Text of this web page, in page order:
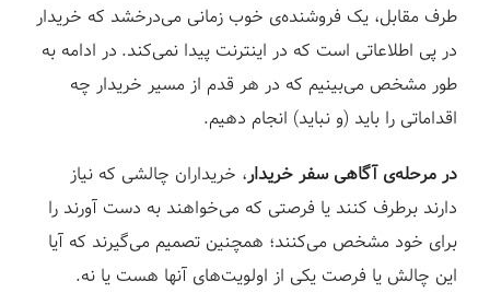
طرف مقابل، یک فروشنده‌ی خوب زمانی می‌درخشد که خریدار
در پی اطلاعاتی است که در اینترنت پیدا نمی‌کند. در ادامه به
طور مشخص می‌بینیم که در هر قدم از مسیر خریدار چه
اقداماتی را باید (و نباید) انجام دهیم.
در مرحله‌ی آگاهی سفر خریدار، خریداران چالشی که نیاز
دارند برطرف کنند یا فرصتی که می‌‌خواهند به دست آورند را
برای خود مشخص می‌کنند؛ همچنین تصمیم می‌گیرند که آیا
این چالش یا فرصت یکی از اولویت‌های آنها هست یا نه.